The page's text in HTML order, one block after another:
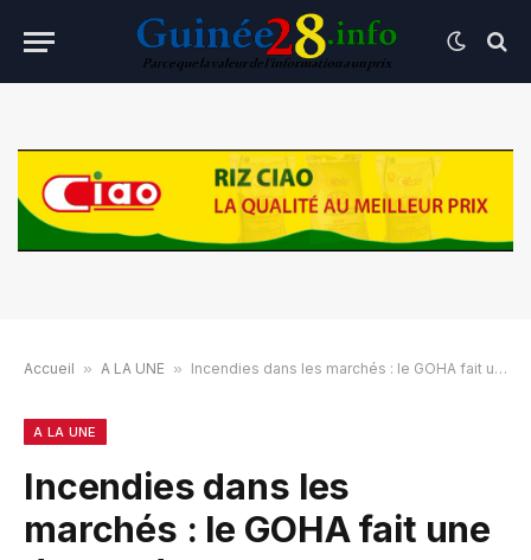
Accueil » A LA UNE » Incendies dans les marchés : le GOHA fait une demande aux commerçants
A LA UNE
Incendies dans les
marchés : le GOHA fait une